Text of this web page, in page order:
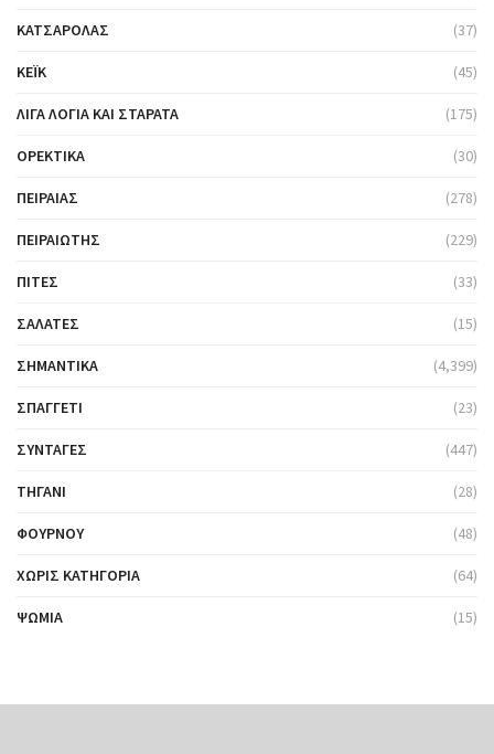
ΚΑΤΣΑΡΌΛΑΣ (37)
ΚΈΙΚ (45)
ΛΊΓΑ ΛΌΓΙΑ ΚΑΙ ΣΤΑΡΆΤΑ (175)
ΟΡΕΚΤΙΚΆ (30)
ΠΕΙΡΑΙΆΣ (278)
ΠΕΙΡΑΙΏΤΗΣ (229)
ΠΊΤΕΣ (33)
ΣΑΛΆΤΕΣ (15)
ΣΗΜΑΝΤΙΚΆ (4,399)
ΣΠΑΓΓΈΤΙ (23)
ΣΥΝΤΑΓΈΣ (447)
ΤΗΓΆΝΙ (28)
ΦΟΎΡΝΟΥ (48)
ΧΩΡΊΣ ΚΑΤΗΓΟΡΊΑ (64)
ΨΩΜΙΆ (15)